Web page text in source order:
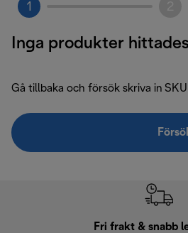
1
Inga produkter hittades
Gå tillbaka och försök skriva in
Fri frakt & snabb